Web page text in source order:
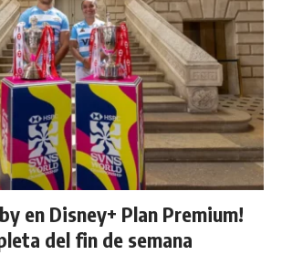
en Disney+ Plan Premium!
del fin de semana